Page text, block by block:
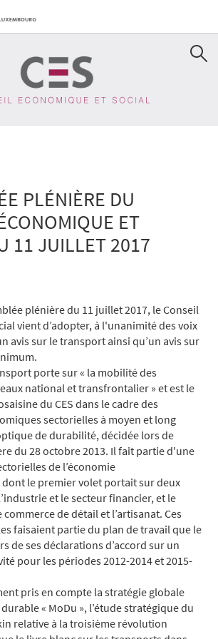
PLÉNIÈRE DU
ET
11 JUILLET 2017
plénière du 11 juillet 2017, le Conseil
vient d’adopter, à l'unanimité des voix
avis sur le transport ainsi qu’un avis sur
porte sur « la mobilité des
national et transfrontalier » et est le
du CES dans le cadre des
sectorielles à moyen et long
de durabilité, décidée lors de
du 28 octobre 2013. Il fait partie d'une
de l’économie
le premier volet portait sur deux
et le secteur financier, et le
de détail et l’artisanat. Ces
faisaient partie du plan de travail que le
de ses déclarations d’accord sur un
pour les périodes 2012-2014 et 2015-
pris en compte la stratégie globale
« MoDu », l’étude stratégique du
relative à la troisième révolution